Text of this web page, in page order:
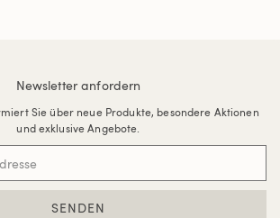
Newsletter anfordern
Sie über neue Produkte, besondere Aktionen
und exklusive Angebote.
SENDEN